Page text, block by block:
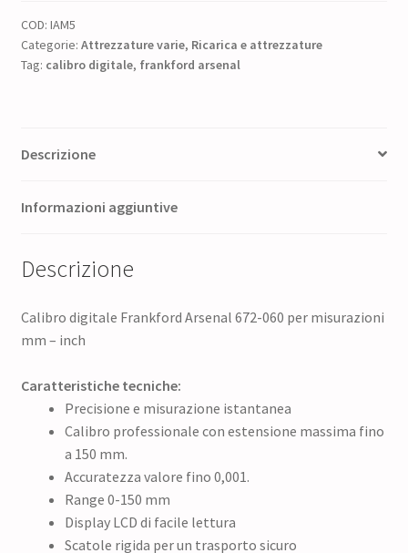
45,00 €.38,25 €.
COD: IAM5
Categorie: Attrezzature varie, Ricarica e attrezzature
Tag: calibro digitale, frankford arsenal
Descrizione
Informazioni aggiuntive
Descrizione
Calibro digitale Frankford Arsenal 672-060 per misurazioni
mm – inch
Caratteristiche tecniche:
Precisione e misurazione istantanea
Calibro professionale con estensione massima fino
a 150 mm.
Accuratezza valore fino 0,001.
Range 0-150 mm
Display LCD di facile lettura
Scatole rigida per un trasporto sicuro